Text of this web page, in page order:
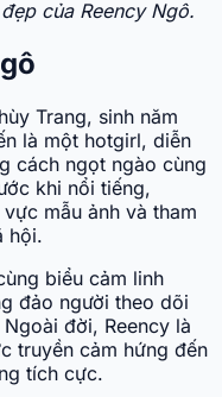
của Reency Ngô.
Trang, sinh năm
là một hotgirl, diễn
cách ngọt ngào cùng
khi nổi tiếng,
mẫu ảnh và tham
hội.
biểu cảm linh
đảo người theo dõi
đời, Reency là
truyền cảm hứng đến
tích cực.